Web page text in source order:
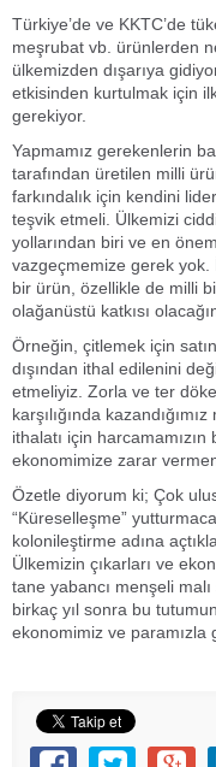
Türkiye’de ve KKTC’de
meşrubat vb. ürünlerden
ülkemizden dışarıya
etkisinden kurtulmak için
gerekiyor.
Yapmamız gerekenlerin
tarafından üretilen milli
farkındalık için kendini
teşvik etmeli. Ülkemizi
yollarından biri ve en
vazgeçmemize gerek yok.
bir ürün, özellikle de milli
olağanüstü katkısı
Örneğin, çitlemek için
dışından ithal edilenini
etmeliyiz. Zorla ve ter
karşılığında
ithalatı için
ekonomimize zarar
Özetle diyorum ki; Çok
“Küreselleşme”
kolonileştirme adına
Ülkemizin çıkarları ve
tane yabancı menşeli
birkaç yıl sonra bu
ekonomimiz ve paramızla